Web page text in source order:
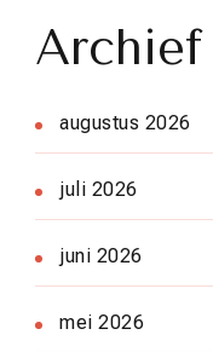
Archief
augustus 2026
juli 2026
juni 2026
mei 2026